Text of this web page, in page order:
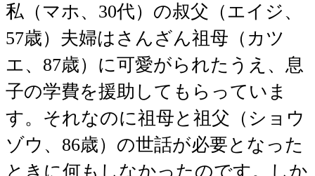
私（マホ、30代）の叔父（エイジ、
57歳）夫婦はさんざん祖母（カツ
エ、87歳）に可愛がられたうえ、息
子の学費を援助してもらっていま
す。それなのに祖母と祖父（ショウ
ゾウ、86歳）の世話が必要となった
ときに何もしなかったのです。しか